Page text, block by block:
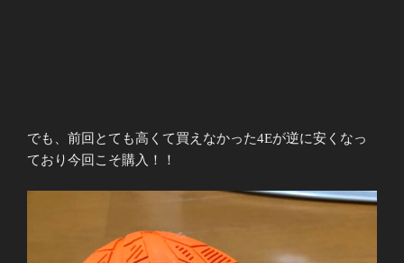
でも、前回とても高くて買えなかった4Eが逆に安くなっ
ており今回こそ購入！！